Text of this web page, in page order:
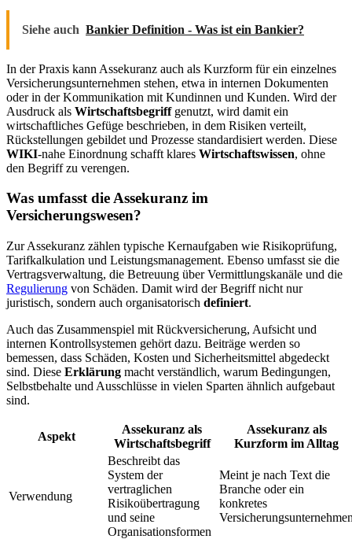
Siehe auch Bankier Definition - Was ist ein Bankier?
In der Praxis kann Assekuranz auch als Kurzform für ein einzelnes
Versicherungsunternehmen stehen, etwa in internen Dokumenten
oder in der Kommunikation mit Kundinnen und Kunden. Wird der
Ausdruck als Wirtschaftsbegriffgenutzt, wird damit ein
wirtschaftliches Gefüge beschrieben, in dem Risiken verteilt,
Rückstellungen gebildet und Prozesse standardisiert werden. Diese
WIKI-nahe Einordnung schafft klares Wirtschaftswissen, ohne
den Begriff zu verengen.
Was umfasst die Assekuranz im
Versicherungswesen?
Zur Assekuranz zählen typische Kernaufgaben wie Risikoprüfung,
Tarifkalkulation und Leistungsmanagement. Ebenso umfasst sie die
Vertragsverwaltung, die Betreuung über Vermittlungskanäle und die
Regulierung von Schäden. Damit wird der Begriff nicht nur
juristisch, sondern auch organisatorisch definiert.
Auch das Zusammenspiel mit Rückversicherung, Aufsicht und
internen Kontrollsystemen gehört dazu. Beiträge werden so
bemessen, dass Schäden, Kosten und Sicherheitsmittel abgedeckt
sind. Diese Erklärung macht verständlich, warum Bedingungen,
Selbstbehalte und Ausschlüsse in vielen Sparten ähnlich aufgebaut
sind.
Aspekt
Assekuranz als
Wirtschaftsbegriff
Assekuranz als
Kurzform im Alltag
Verwendung
Beschreibt das
System der
vertraglichen
Risikoübertragung
und seine
Organisationsformen
Meint je nach Text die
Branche oder ein
konkretes